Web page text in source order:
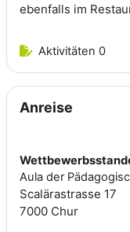
ebenfalls im
Aktivitäten 0
Anreise
Aula der
Scalärastrasse 17
7000 Chur